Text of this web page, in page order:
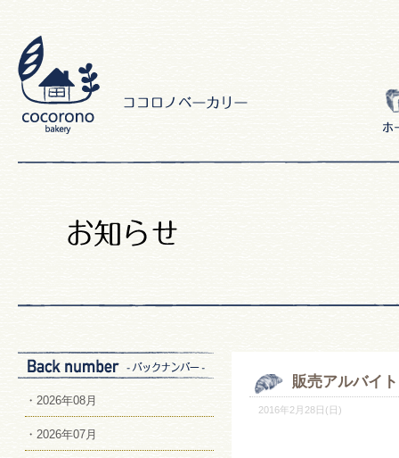
販売アルバイ
2016年2月28日(日)
・2026年08月
・2026年07月